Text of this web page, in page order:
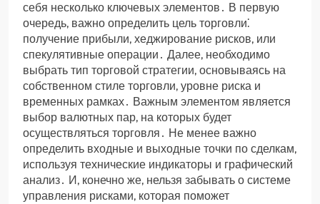
себя несколько ключевых элементов․ В первую
очередь, важно определить цель торговли⁚
получение прибыли, хеджирование рисков, или
спекулятивные операции․ Далее, необходимо
выбрать тип торговой стратегии, основываясь на
собственном стиле торговли, уровне риска и
временных рамках․ Важным элементом является
выбор валютных пар, на которых будет
осуществляться торговля․ Не менее важно
определить входные и выходные точки по сделкам,
используя технические индикаторы и графический
анализ․ И, конечно же, нельзя забывать о системе
управления рисками, которая поможет